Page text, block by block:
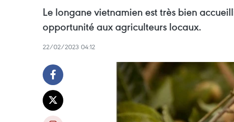
Le longane vietnamien est très bien
opportunité aux agriculteurs locaux.
22/02/2023 04:12